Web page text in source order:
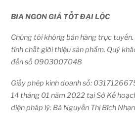
BIA NGON GIÁ TỐT ĐẠI LỘC
Chúng tôi không bán hàng trực
tính chất giới thiệu sản phẩm. Quý
đến số 0903007048
Giấy phép kinh doanh số:
14 tháng 01 năm 2022 tại Sở Kế
diện pháp lý: Bà Nguyễn Thị Bích